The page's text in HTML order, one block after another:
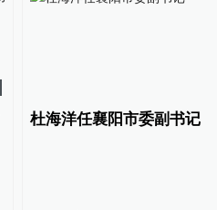
杜海洋任襄阳市委副书记